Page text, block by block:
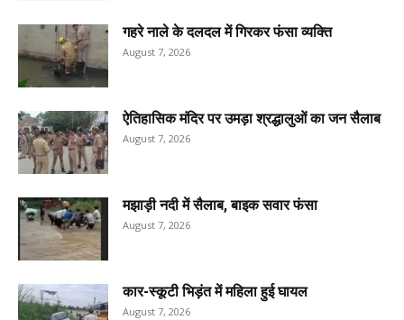
गहरे नाले के दलदल में गिरकर फंसा व्यक्ति
August 7, 2026
ऐतिहासिक मंदिर पर उमड़ा श्रद्धालुओं का जन सैलाब
August 7, 2026
मझाड़ी नदी में सैलाब, बाइक सवार फंसा
August 7, 2026
कार-स्कूटी भिड़ंत में महिला हुई घायल
August 7, 2026